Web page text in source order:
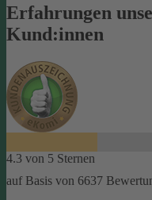
Erfahrungen
Kund:innen
4.3 von 5 Sternen
auf Basis von 6637